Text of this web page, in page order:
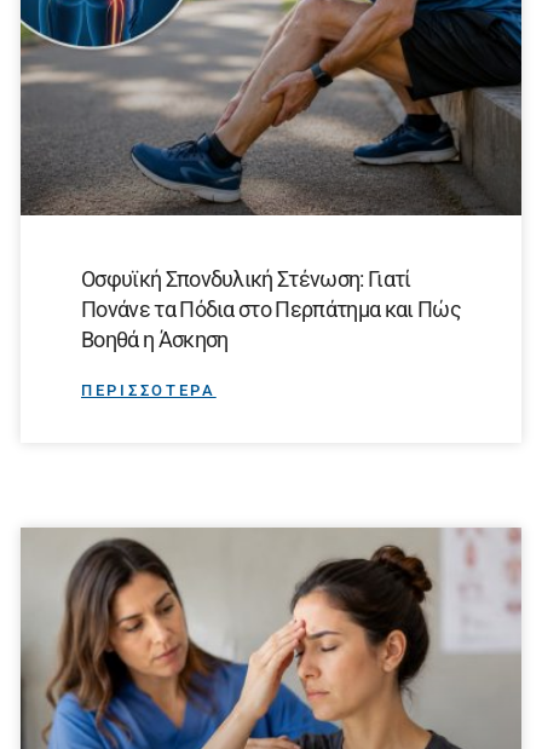
Οσφυϊκή Σπονδυλική Στένωση: Γιατί
Πονάνε τα Πόδια στο Περπάτημα και Πώς
Βοηθά η Άσκηση
ΠΕΡΙΣΣΟΤΕΡΑ